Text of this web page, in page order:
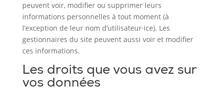
peuvent voir, modifier ou supprimer leurs
informations personnelles à tout moment (à
l’exception de leur nom d’utilisateur·ice). Les
gestionnaires du site peuvent aussi voir et modifier
ces informations.
Les droits que vous avez sur
vos données